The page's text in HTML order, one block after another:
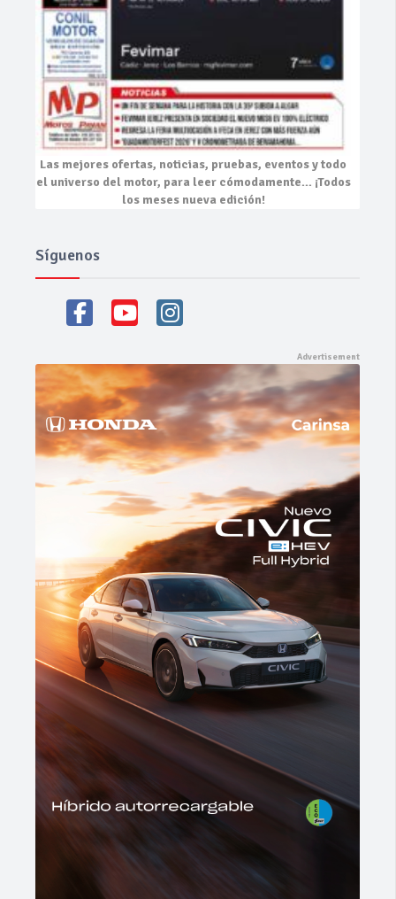
Las mejores ofertas, noticias, pruebas, eventosy todo
el universo del motor, para leer cómodamente… ¡Todos
los meses nueva edición!
Síguenos